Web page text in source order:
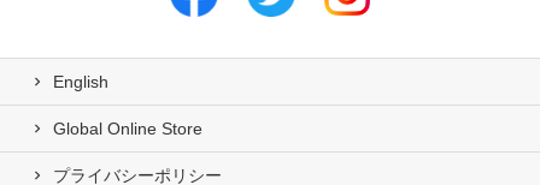
English
Global Online Store
プライバシーポリシー